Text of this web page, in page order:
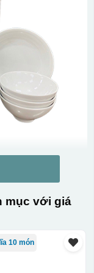
mục với giá
10 món